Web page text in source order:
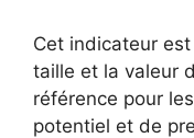
Cet indicateur
taille et la valeur
référence pour
potentiel et de